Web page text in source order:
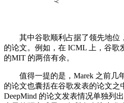
其中谷歌顺利占据了领先地位
的论文。例如，在 ICML 上，谷歌
的MIT 的两倍有余。
值得一提的是，Marek 之前几年
的论文也囊括在谷歌发表的论文之
DeepMind 的论文发表情况单独列